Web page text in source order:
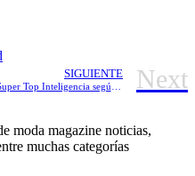
SIGUIENTE Next
moda magazine noticias,
muchas categorías